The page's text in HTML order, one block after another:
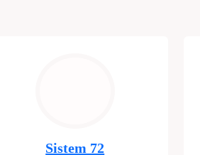
Sistem 72